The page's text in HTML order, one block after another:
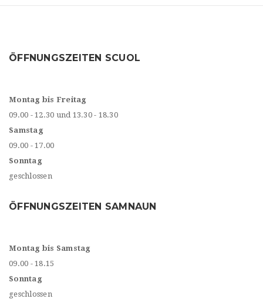
ÖFFNUNGSZEITEN SCUOL
Montag bis Freitag
09.00 - 12.30 und 13.30 - 18.30
Samstag
09.00 - 17.00
Sonntag
geschlossen
ÖFFNUNGSZEITEN SAMNAUN
Montag bis Samstag
09.00 - 18.15
Sonntag
geschlossen